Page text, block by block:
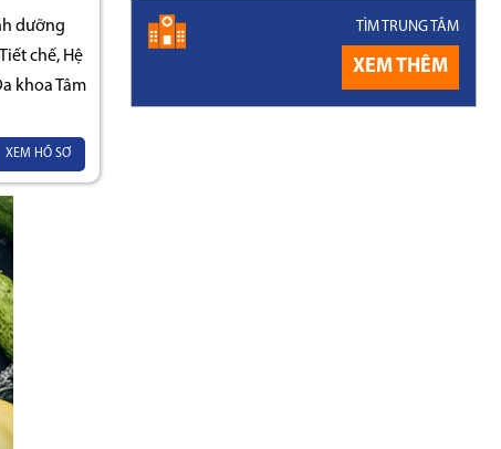
dưỡng
chế, Hệ
khoa Tâm
XEM HỒ SƠ
TÌM TRUNG TÂM
XEM THÊM